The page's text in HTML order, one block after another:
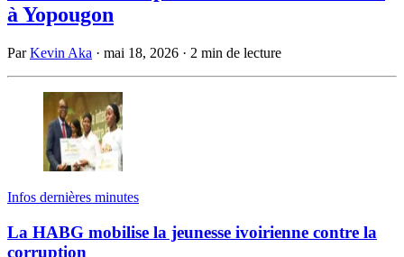
à Yopougon
ParKevin Aka · mai 18, 2026 · 2 min de lecture
Infos dernières minutes
La HABG mobilise la jeunesse ivoirienne contre la
corruption